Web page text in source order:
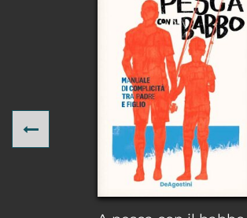
Previous